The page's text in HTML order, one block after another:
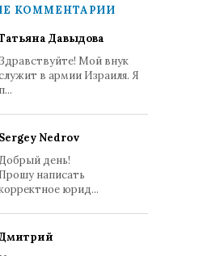
КОММЕНТАРИИ
Давыдова
Здравствуйте! Мой внук
в армии Израиля. Я
п...
Sergey Nedrov
Добрый день!
Прошу написать
юрид...